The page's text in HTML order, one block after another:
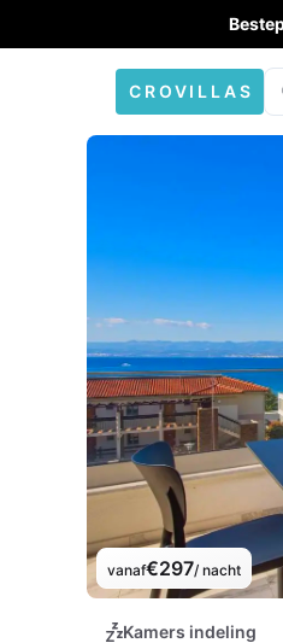
CROVILLAS
vanaf€297/ nacht
Kamers indeling